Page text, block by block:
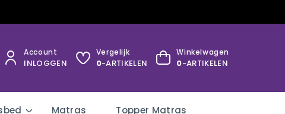
Account
INLOGGEN
Vergelijk
0-ARTIKELEN
Winkelwagen
0-ARTIKELEN
Matras Topper Matras